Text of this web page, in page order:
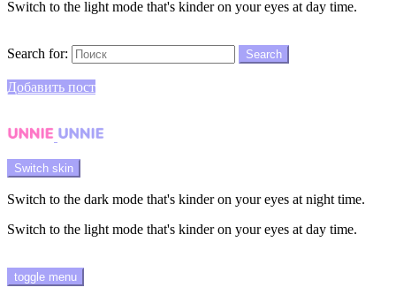
Switch to the light mode that's kinder on your eyes at day time.
Search for:
Search
Добавить пост
Switch skin
Switch to the dark mode that's kinder on your eyes at night time.
Switch to the light mode that's kinder on your eyes at day time.
toggle menu